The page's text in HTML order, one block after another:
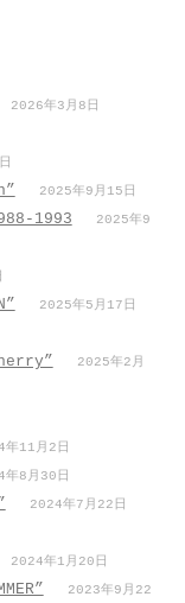
2026年3月8日
2025年9月15日
1993
2025年9
2025年5月17日
2025年2月
年11月2日
年8月30日
2024年7月22日
2024年1月20日
2023年9月22